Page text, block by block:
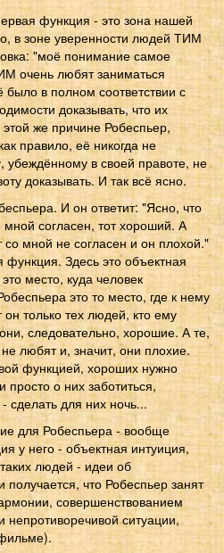
функция - это зона нашей
в зоне уверенности людей ТИМ
"моё понимание самое
очень любят заниматься
в полном соответствии с
доказывать, что их
же причине Робеспьер,
правило, её никогда не
в своей правоте, не
доказывать. И так всё ясно.
И он ответит: "Ясно, что
мной согласен, тот хороший. А
со мной не согласен и он плохой."
функция. Здесь это объектная
место, куда человек
это то место, где к нему
только тех людей, кто ему
следовательно, хорошие. А те,
любят и, значит, они плохие.
функцией, хороших нужно
просто о них заботиться,
сделать для них ночь...
для Робеспьера - вообще
у него - объектная интуиция,
таких людей - идеи об
что Робеспьер занят
совершенствованием
ситуации,